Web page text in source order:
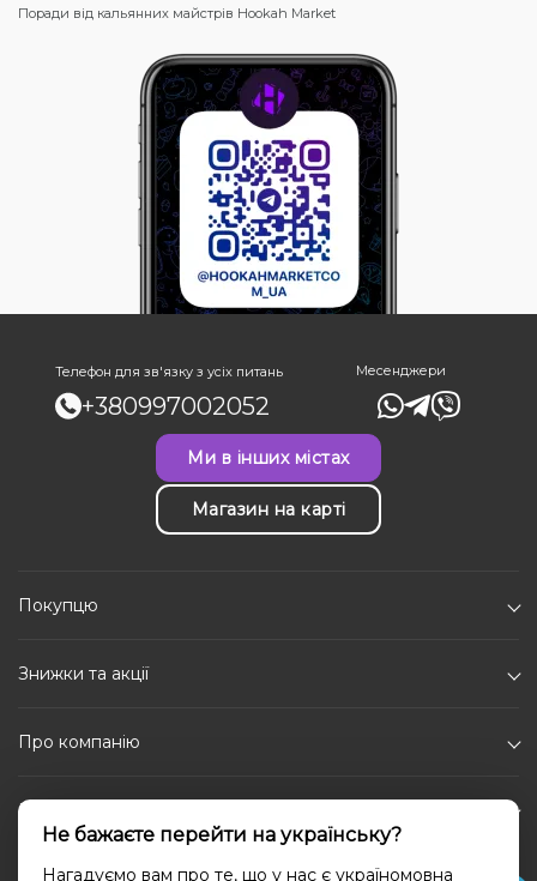
Поради від кальянних майстрів Hookah Market
Телефон для зв'язку з усіх питань
+380997002052
Месенджери
Ми в інших містах
Магазин на карті
Покупцю
Знижки та акції
Про компанію
Каталог
Соціальні мережі
Не бажаєте перейти на українську?
Нагадуємо вам про те, що у нас є україномовна